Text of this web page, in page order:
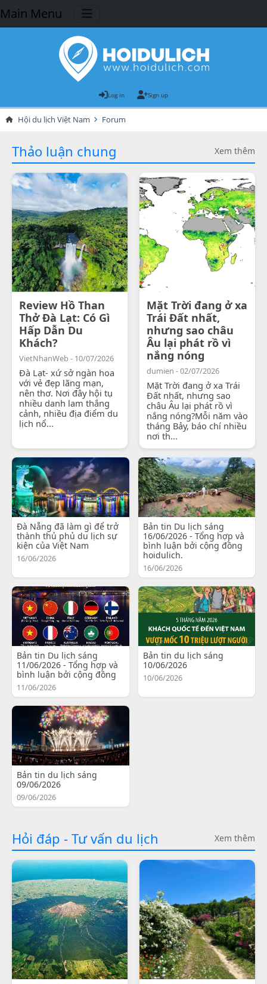
Main Menu
Log in Sign up
Hội du lịch Việt Nam Forum
Thảo luận chung Xem thêm
Review Hồ Than
Thở Đà Lạt: Có Gì
Hấp Dẫn Du
Khách?
VietNhanWeb - 10/07/2026
Đà Lạt- xứ sở ngàn hoa
với vẻ đẹp lãng mạn,
nên thơ. Nơi đây hội tụ
nhiều danh lam thắng
cảnh, nhiều địa điểm du
lịch nổ...
Mặt Trời đang ở xa
Trái Đất nhất,
nhưng sao châu
Âu lại phát rồ vì
nắng nóng
dumien - 02/07/2026
Mặt Trời đang ở xa Trái
Đất nhất, nhưng sao
châu Âu lại phát rồ vì
nắng nóng?Mỗi năm vào
tháng Bảy, báo chí nhiều
nơi th...
Đà Nẵng đã làm gì để trở
thành thủ phủ du lịch sự
kiện của Việt Nam
16/06/2026
Bản tin Du lịch sáng
16/06/2026 - Tổng hợp và
bình luận bởi cộng đồng
hoidulich.
16/06/2026
Bản tin Du lịch sáng
11/06/2026 - Tổng hợp và
bình luận bởi cộng đồng
11/06/2026
Bản tin du lịch sáng
10/06/2026
10/06/2026
Bản tin du lịch sáng
09/06/2026
09/06/2026
Hỏi đáp - Tư vấn du lịch Xem thêm